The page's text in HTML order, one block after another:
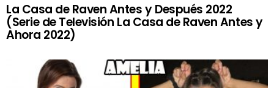
La Casa de Raven Antes y Después 2022
(Serie de Televisión La Casa de Raven Antes y
Ahora 2022)